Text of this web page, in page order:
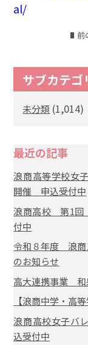
al/
前
サブカテゴ
未分類 (1,014)
最近の記事
浪商高等学校女
開催 申込受付中
浪商高校 第1回
付中
令和８年度 浪商
のお知らせ
高大連携事業
【浪商中学・高
浪商高校女子バ
込受付中